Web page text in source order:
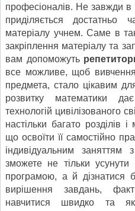
професіоналів. Не завжди
приділяється
матеріалу учнем. Саме в
закріплення матеріалу та
вам допоможуть
все можливе, щоб
предмета, стало цікавим
розвитку математики
технологій цивілізованого
настільки багато розділів
що освоїти її самостійно
індивідуальним
зможете не тільки
програмою, а й дізнатися
вирішення завдань,
навчитися швидко та